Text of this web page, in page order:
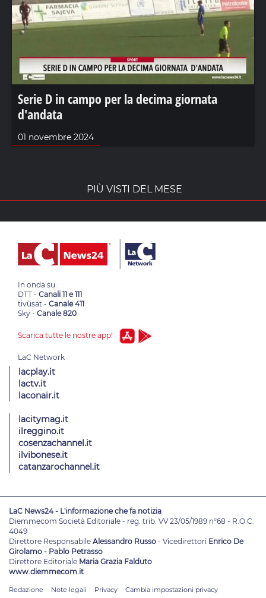
Serie D in campo per la decima giornata
d'andata
01 novembre 2024
PIÙ VISTI DEL MESE
In onda su:
DTT - Canali 11 e 111
tivùsat - Canale 411
Sky - Canale 820
Scarica tutte le nostre app!
lacplay.it
lactv.it
laconair.it
lacitymag.it
ilreggino.it
cosenzachannel.it
ilvibonese.it
catanzarochannel.it
LaC News24 - L'informazione che fa notizia
Diemmecom Società Editoriale - reg. trib. VV 23/05/1989 n°68 - R.O.C.
4049
Direttore Responsabile Alessandro Russo - Vicedirettori Enrico De
Girolamo - Pablo Petrasso
Direttore Editoriale Maria Grazia Falduto
www.diemmecom.it
Redazione Note legali Privacy Cambia impostazioni privacy